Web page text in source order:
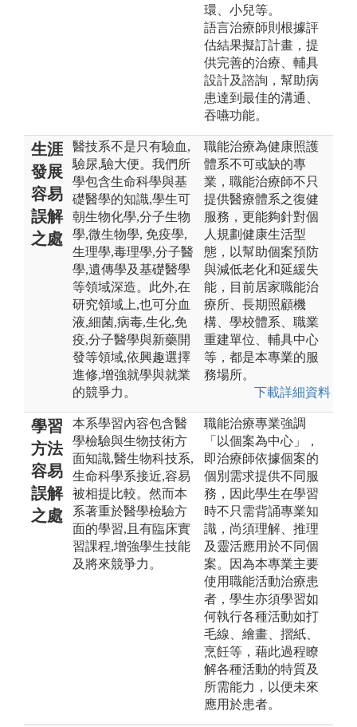
環、小兒等。
語言治療師則根據評
估結果擬訂計畫，提
供完善的治療、輔具
設計及諮詢，幫助病
患達到最佳的溝通、
吞嚥功能。
生涯
發展
容易
誤解
之處
醫技系不是只有驗血,
驗尿,驗大便。我們所
學包含生命科學與基
礎醫學的知識,學生可
朝生物化學,分子生物
學,微生物學, 免疫學,
生理學,毒理學,分子醫
學,遺傳學及基礎醫學
等領域深造。此外,在
研究領域上,也可分血
液,細菌,病毒,生化,免
疫,分子醫學與新藥開
發等領域,依興趣選擇
進修,增強就學與就業
的競爭力。
職能治療為健康照護
體系不可或缺的專
業，職能治療師不只
提供醫療體系之復健
服務，更能夠針對個
人規劃健康生活型
態，以幫助個案預防
與減低老化和延緩失
能，目前居家職能治
療所、長期照顧機
構、學校體系、職業
重建單位、輔具中心
等，都是本專業的服
務場所。
下載詳細資料
學習
方法
容易
誤解
之處
本系學習內容包含醫
學檢驗與生物技術方
面知識,醫生物科技系,
生命科學系接近,容易
被相提比較。然而本
系著重於醫學檢驗方
面的學習,且有臨床實
習課程,增強學生技能
及將來競爭力。
職能治療專業強調
「以個案為中心」，
即治療師依據個案的
個別需求提供不同服
務，因此學生在學習
時不只需背誦專業知
識，尚須理解、推理
及靈活應用於不同個
案。因為本專業主要
使用職能活動治療患
者，學生亦須學習如
何執行各種活動如打
毛線、繪畫、摺紙、
烹飪等，藉此過程瞭
解各種活動的特質及
所需能力，以便未來
應用於患者。